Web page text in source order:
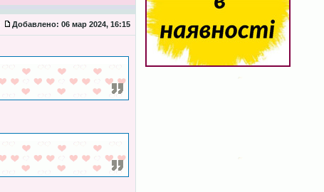
Добавлено: 06 мар 2024, 16:15